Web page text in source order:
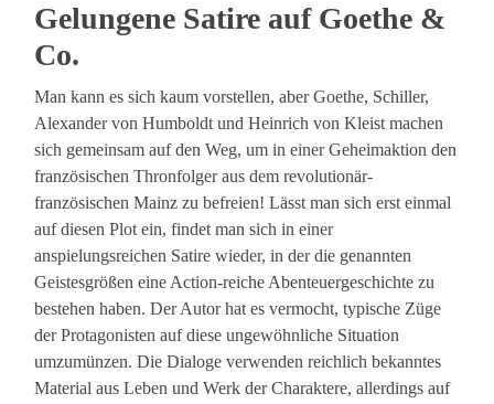
Gelungene Satire auf Goethe &
Co.
Man kann es sich kaum vorstellen, aber Goethe, Schiller,
Alexander von Humboldt und Heinrich von Kleist machen
sich gemeinsam auf den Weg, um in einer Geheimaktion den
französischen Thronfolger aus dem revolutionär-
französischen Mainz zu befreien! Lässt man sich erst einmal
auf diesen Plot ein, findet man sich in einer
anspielungsreichen Satire wieder, in der die genannten
Geistesgrößen eine Action-reiche Abenteuergeschichte zu
bestehen haben. Der Autor hat es vermocht, typische Züge
der Protagonisten auf diese ungewöhnliche Situation
umzumünzen. Die Dialoge verwenden reichlich bekanntes
Material aus Leben und Werk der Charaktere, allerdings auf